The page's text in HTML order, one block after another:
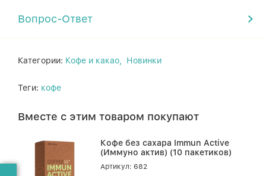
Вопрос-Ответ
Категории: Кофе и какао, Новинки
Теги: кофе
Вместе с этим товаром покупают
Кофе без сахара Immun Active
(Иммуно актив) (10 пакетиков)
Артикул: 682